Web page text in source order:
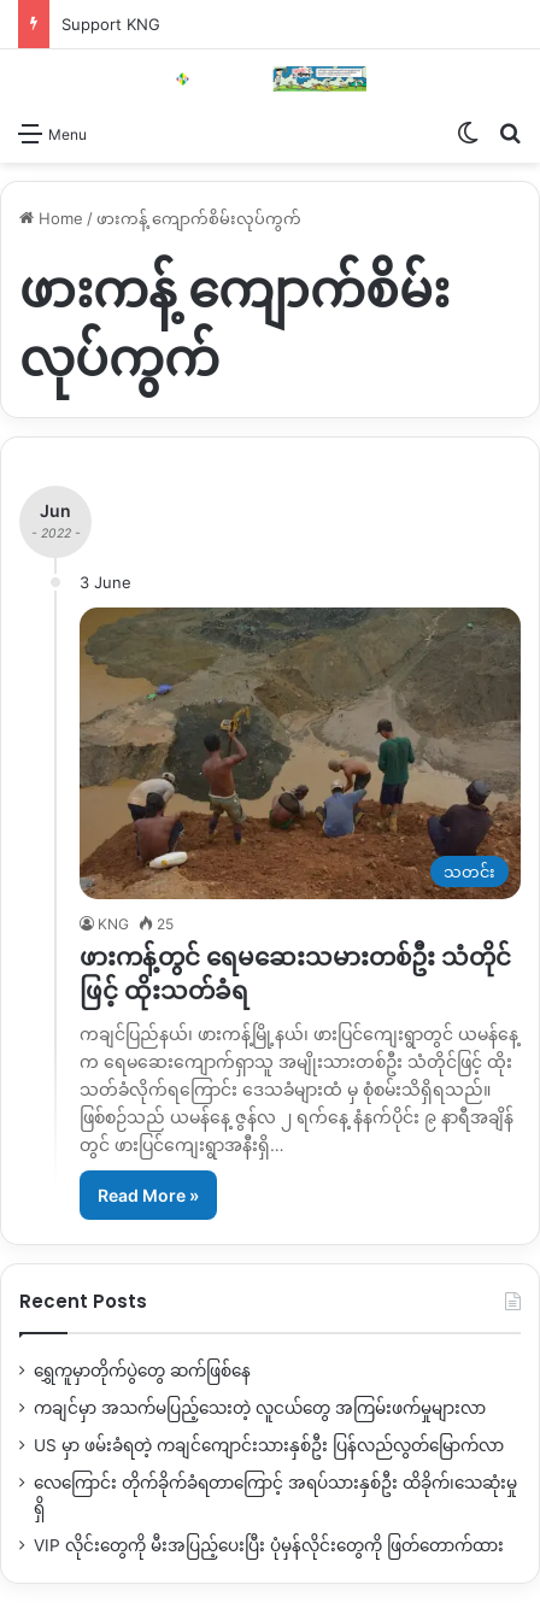
Support KNG
Menu
Home /ဖားကန့် ကျောက်စိမ်းလုပ်ကွက်
ဖားကန့် ကျောက်စိမ်း
လုပ်ကွက်
Jun
- 2022 -
3 June
သတင်း
KNG 25
ဖားကန့်တွင် ရေမဆေးသမားတစ်ဦး သံတိုင်
ဖြင့် ထိုးသတ်ခံရ
ကချင်ပြည်နယ်၊ ဖားကန့်မြို့နယ်၊ ဖားပြင်ကျေးရွာတွင် ယမန်နေ့
က ရေမဆေးကျောက်ရှာသူ အမျိုးသားတစ်ဦး သံတိုင်ဖြင့် ထိုး
သတ်ခံလိုက်ရကြောင်း ဒေသခံများထံ မှ စုံစမ်းသိရှိရသည်။
ဖြစ်စဉ်သည် ယမန်နေ့ ဇွန်လ ၂ ရက်နေ့ နံနက်ပိုင်း ၉ နာရီအချိန်
တွင် ဖားပြင်ကျေးရွာအနီးရှိ…
Read More »
Recent Posts
ရွှေကူမှာတိုက်ပွဲတွေ ဆက်ဖြစ်နေ
ကချင်မှာ အသက်မပြည့်သေးတဲ့ လူငယ်တွေ အကြမ်းဖက်မှုများလာ
US မှာ ဖမ်းခံရတဲ့ ကချင်ကျောင်းသားနှစ်ဦး ပြန်လည်လွတ်မြောက်လာ
လေကြောင်း တိုက်ခိုက်ခံရတာကြောင့် အရပ်သားနှစ်ဦး ထိခိုက်၊သေဆုံးမှု
ရှိ
VIP လိုင်းတွေကို မီးအပြည့်ပေးပြီး ပုံမှန်လိုင်းတွေကို ဖြတ်တောက်ထား